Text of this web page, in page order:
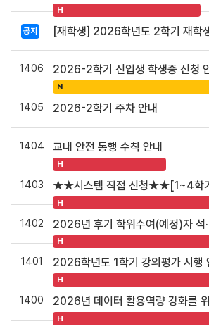
H
공지 [재학생] 2026학년도 2학기 재학
1406 2026-2학기 신입생 학생증 신청
N
1405 2026-2학기 주차 안내
1404 교내 안전 통행 수칙 안내
H
1403
H
1402
H
1401 2026학년도 1학기 강의평가 시행
H
1400
H